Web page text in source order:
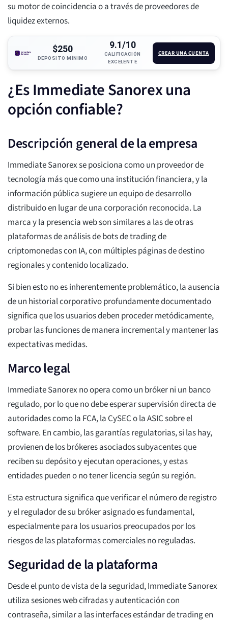
su motor de coincidencia o a través de proveedores de
liquidez externos.
$250
DEPÓSITO MÍNIMO
9.1/10
CALIFICACIÓN
EXCELENTE
CREAR UNA CUENTA
¿Es Immediate Sanorex una
opción confiable?
Descripción general de la empresa
Immediate Sanorex se posiciona como un proveedor de
tecnología más que como una institución financiera, y la
información pública sugiere un equipo de desarrollo
distribuido en lugar de una corporación reconocida. La
marca y la presencia web son similares a las de otras
plataformas de análisis de bots de trading de
criptomonedas con IA, con múltiples páginas de destino
regionales y contenido localizado.
Si bien esto no es inherentemente problemático, la ausencia
de un historial corporativo profundamente documentado
significa que los usuarios deben proceder metódicamente,
probar las funciones de manera incremental y mantener las
expectativas medidas.
Marco legal
Immediate Sanorex no opera como un bróker ni un banco
regulado, por lo que no debe esperar supervisión directa de
autoridades como la FCA, la CySEC o la ASIC sobre el
software. En cambio, las garantías regulatorias, si las hay,
provienen de los brókeres asociados subyacentes que
reciben su depósito y ejecutan operaciones, y estas
entidades pueden o no tener licencia según su región.
Esta estructura significa que verificar el número de registro
y el regulador de su bróker asignado es fundamental,
especialmente para los usuarios preocupados por los
riesgos de las plataformas comerciales no reguladas.
Seguridad de la plataforma
Desde el punto de vista de la seguridad, Immediate Sanorex
utiliza sesiones web cifradas y autenticación con
contraseña, similar a las interfaces estándar de trading en